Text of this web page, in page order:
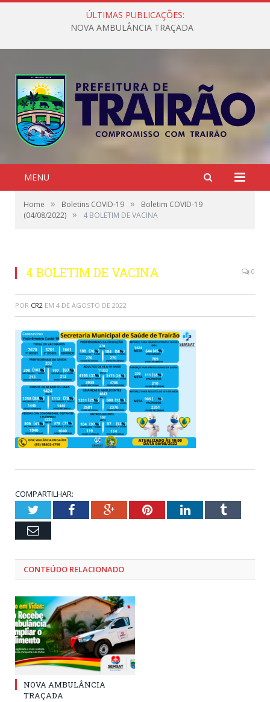
ÚLTIMAS PUBLICAÇÕES:
NOVA AMBULÂNCIA TRAÇADA
MENU
Home » Boletins COVID-19 »
Boletim COVID-19
(04/08/2022) » 4 BOLETIM DE VACINA
4 BOLETIM DE VACINA 0
POR CR2 EM 4 DE AGOSTO DE 2022
COMPARTILHAR:
TwitterFacebookGoogle+PinterestLinkedInTumblr
Email
CONTEÚDO RELACIONADO
NOVA AMBULÂNCIA
TRAÇADA